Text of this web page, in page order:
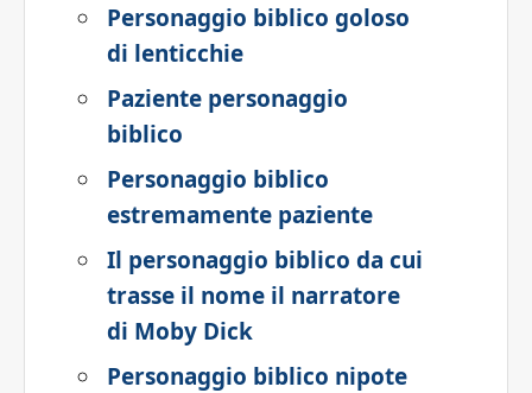
Personaggio biblico goloso
di lenticchie
Paziente personaggio
biblico
Personaggio biblico
estremamente paziente
Il personaggio biblico da cui
trasse il nome il narratore
di Moby Dick
Personaggio biblico nipote